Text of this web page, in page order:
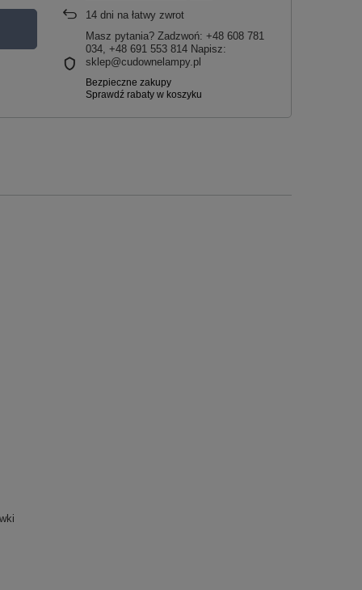
14 dni na łatwy zwrot
Masz pytania? Zadzwoń: +48 608 781
034, +48 691 553 814 Napisz:
sklep@cudownelampy.pl